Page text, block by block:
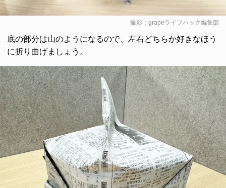
撮影：grapeライフハック編集部
底の部分は山のようになるので、左右どちらか好きなほう
に折り曲げましょう。